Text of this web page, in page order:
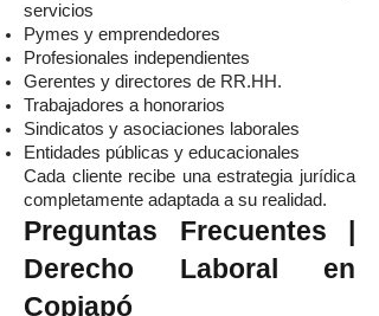
servicios
Pymes y emprendedores
Profesionales independientes
Gerentes y directores de RR.HH.
Trabajadores a honorarios
Sindicatos y asociaciones laborales
Entidades públicas y educacionales
Cada cliente recibe una estrategia jurídica
completamente adaptada a su realidad.
Preguntas Frecuentes |
Derecho Laboral en
Copiapó